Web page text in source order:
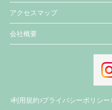
アクセスマップ
会社概要
利用規約 プライバシーポリシー